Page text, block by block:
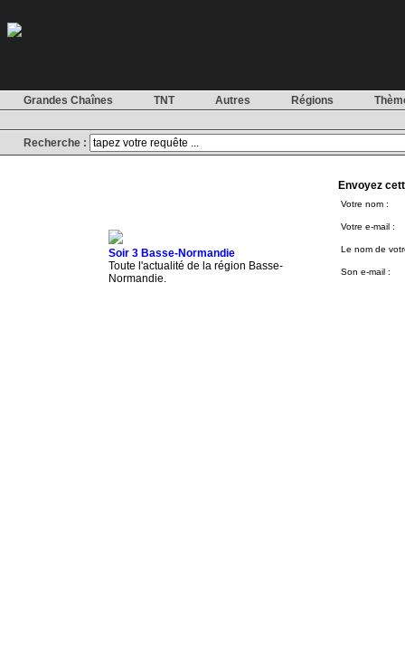
Grandes Chaînes TNT Autres Régions
Recherche :
Soir 3 Basse-Normandie
Toute l'actualité de la région Basse-
Normandie.
Envoyez
Votre nom :
Votre e-mail :
Le nom de
Son e-mail :